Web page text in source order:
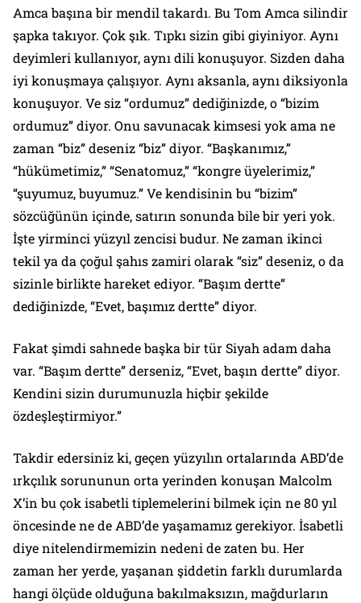
Amca başına bir mendil takardı. Bu Tom Amca silindir
şapka takıyor. Çok şık. Tıpkı sizin gibi giyiniyor. Aynı
deyimleri kullanıyor, aynı dili konuşuyor. Sizden daha
iyi konuşmaya çalışıyor. Aynı aksanla, aynı diksiyonla
konuşuyor. Ve siz “ordumuz” dediğinizde, o “bizim
ordumuz” diyor. Onu savunacak kimsesi yok ama ne
zaman “biz” deseniz “biz” diyor. “Başkanımız,”
“hükümetimiz,” “Senatomuz,” “kongre üyelerimiz,”
“şuyumuz, buyumuz.” Ve kendisinin bu “bizim”
sözcüğünün içinde, satırın sonunda bile bir yeri yok.
İşte yirminci yüzyıl zencisi budur. Ne zaman ikinci
tekil ya da çoğul şahıs zamiri olarak “siz” deseniz, o da
sizinle birlikte hareket ediyor. “Başım dertte”
dediğinizde, “Evet, başımız dertte” diyor.
Fakat şimdi sahnede başka bir tür Siyah adam daha
var. “Başım dertte” derseniz, “Evet, başın dertte” diyor.
Kendini sizin durumunuzla hiçbir şekilde
özdeşleştirmiyor.”
Takdir edersiniz ki, geçen yüzyılın ortalarında ABD’de
ırkçılık sorununun orta yerinden konuşan Malcolm
X’in bu çok isabetli tiplemelerini bilmek için ne 80 yıl
öncesinde ne de ABD’de yaşamamız gerekiyor. İsabetli
diye nitelendirmemizin nedeni de zaten bu. Her
zaman her yerde, yaşanan şiddetin farklı durumlarda
hangi ölçüde olduğuna bakılmaksızın, mağdurların